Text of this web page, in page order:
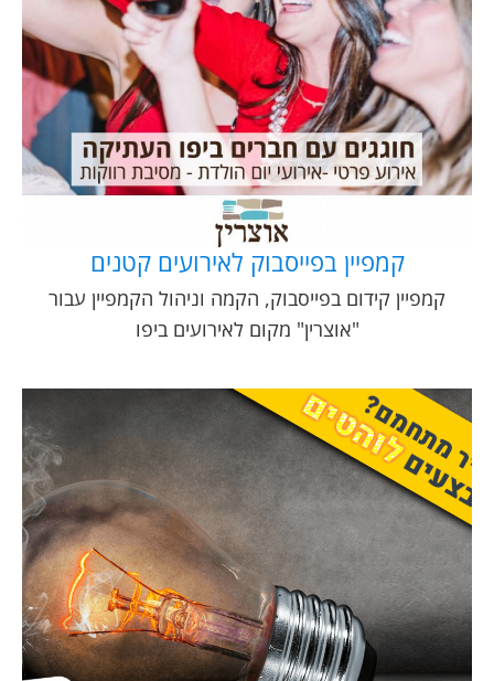
קמפיין בפייסבוק לאירועים קטנים
קמפיין קידום בפייסבוק, הקמה וניהול הקמפיין עבור
"אוצרין" מקום לאירועים ביפו